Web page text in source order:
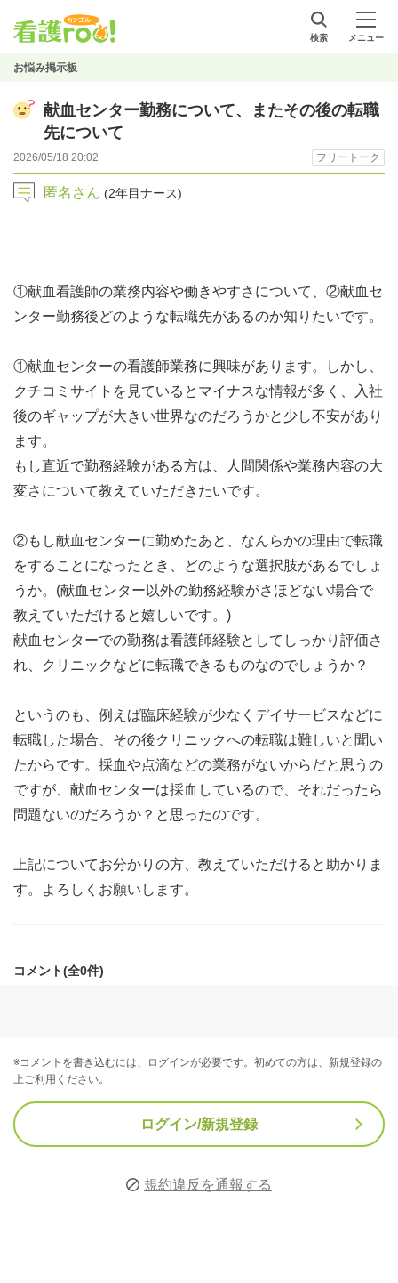
検索 メニュー
お悩み掲示板
献血センター勤務について、またその後の転職
先について
2026/05/18 20:02 フリートーク
匿名さん (2年目ナース)
①献血看護師の業務内容や働きやすさについて、②献血セ
ンター勤務後どのような転職先があるのか知りたいです。
①献血センターの看護師業務に興味があります。しかし、
クチコミサイトを見ているとマイナスな情報が多く、入社
後のギャップが大きい世界なのだろうかと少し不安があり
ます。
もし直近で勤務経験がある方は、人間関係や業務内容の大
変さについて教えていただきたいです。
②もし献血センターに勤めたあと、なんらかの理由で転職
をすることになったとき、どのような選択肢があるでしょ
うか。(献血センター以外の勤務経験がさほどない場合で
教えていただけると嬉しいです。)
献血センターでの勤務は看護師経験としてしっかり評価さ
れ、クリニックなどに転職できるものなのでしょうか？
というのも、例えば臨床経験が少なくデイサービスなどに
転職した場合、その後クリニックへの転職は難しいと聞い
たからです。採血や点滴などの業務がないからだと思うの
ですが、献血センターは採血しているので、それだったら
問題ないのだろうか？と思ったのです。
上記についてお分かりの方、教えていただけると助かりま
す。よろしくお願いします。
コメント(全0件)
※コメントを書き込むには、ログインが必要です。初めての方は、新規登録の
上ご利用ください。
ログイン/新規登録
規約違反を通報する